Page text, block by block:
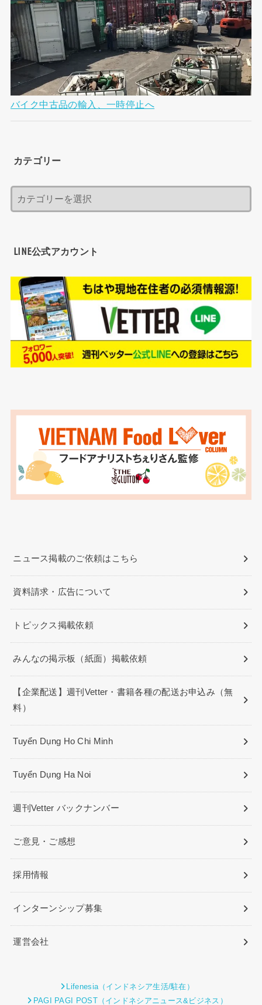
バイク中古品の輸入、一時停止へ
カテゴリー
LINE公式アカウント
ニュース掲載のご依頼はこちら
資料請求・広告について
トピックス掲載依頼
みんなの掲示板（紙面）掲載依頼
【企業配送】週刊Vetter・書籍各種の配送お申込み（無
料）
Tuyển Dụng Ho Chi Minh
Tuyển Dụng Ha Noi
週刊Vetter バックナンバー
ご意見・ご感想
採用情報
インターンシップ募集
運営会社
Lifenesia（インドネシア生活/駐在）
PAGI PAGI POST（インドネシアニュース&ビジネス）